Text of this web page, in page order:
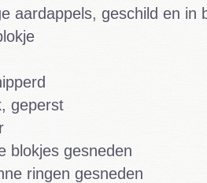
aardappels, geschild en in
geperst
blokjes gesneden
ringen gesneden